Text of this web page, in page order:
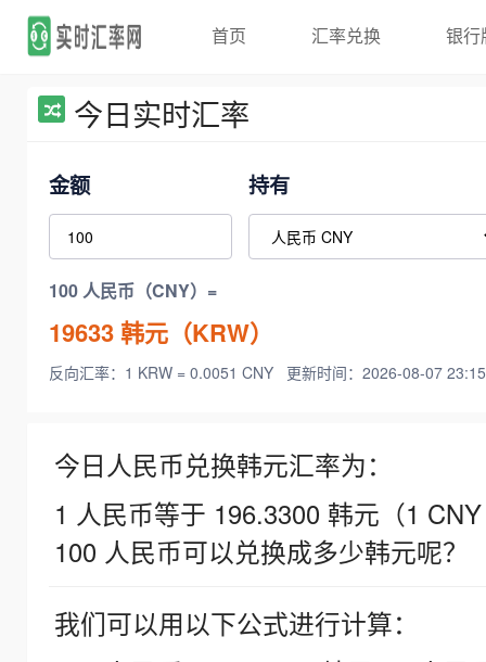
首页 汇率兑换 银行
今日实时汇率
金额 持有
100 人民币（CNY）=
19633韩元（KRW）
反向汇率：1 KRW = 0.0051 CNY 更新时间：2026-08-07
今日人民币兑换韩元汇率为：
1 人民币等于 196.3300 韩元（1
100 人民币可以兑换成多少韩元呢？
我们可以用以下公式进行计算：